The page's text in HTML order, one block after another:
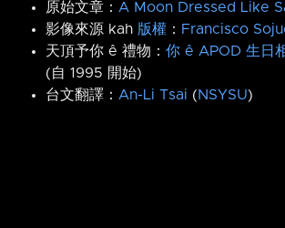
原始文章： A Moon Dressed Like
影像來源 kah 版權 ： Francisco
天頂予你 ê 禮物： 你 ê APOD 生日
(自 1995 開始)
台文翻譯： An-Li Tsai (NSYSU)